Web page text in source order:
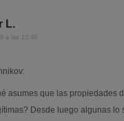
L.
a las 15:49
asumes que las propiedades
Desde luego algunas lo